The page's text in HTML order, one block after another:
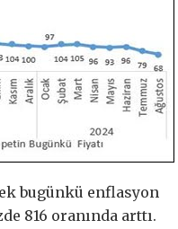
bugünkü enflasyon
816 oranında arttı.